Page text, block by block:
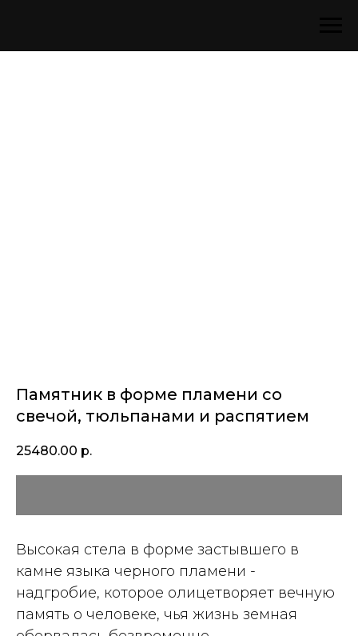
Памятник в форме пламени со
свечой, тюльпанами и распятием
25480.00 р.
Высокая стела в форме застывшего в
камне языка черного пламени -
надгробие, которое олицетворяет вечную
память о человеке, чья жизнь земная